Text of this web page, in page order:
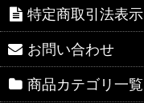
特定商取引法表示
お問い合わせ
商品カテゴリ一覧